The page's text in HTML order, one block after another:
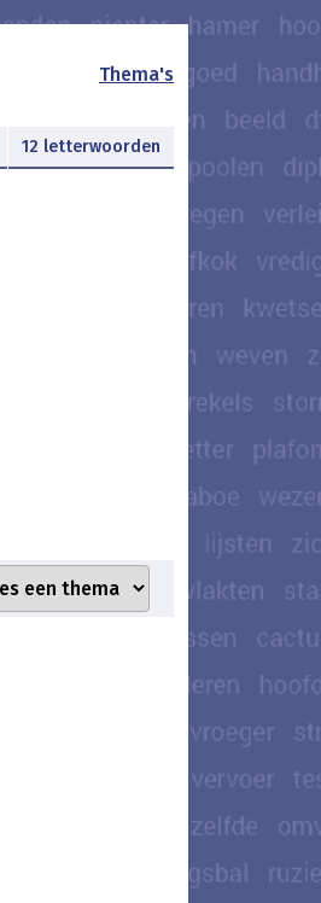
Thema's
12 letterwoorden